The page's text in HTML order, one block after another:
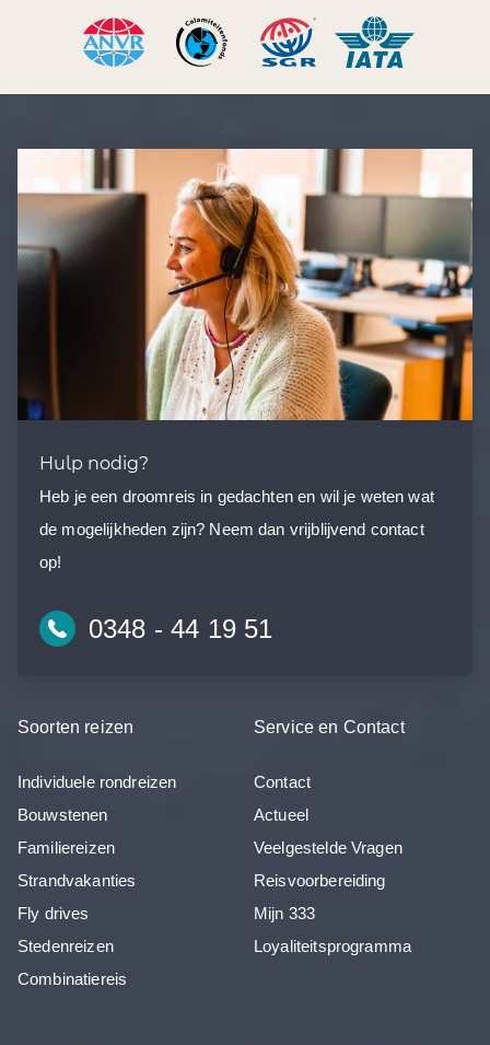
Hulp nodig?
Heb je een droomreis in gedachten en wil je weten wat
de mogelijkheden zijn? Neem dan vrijblijvend contact
op!
0348 - 44 19 51
Soorten reizen
Individuele rondreizen
Bouwstenen
Familiereizen
Strandvakanties
Fly drives
Stedenreizen
Combinatiereis
Service en Contact
Contact
Actueel
Veelgestelde Vragen
Reisvoorbereiding
Mijn 333
Loyaliteitsprogramma